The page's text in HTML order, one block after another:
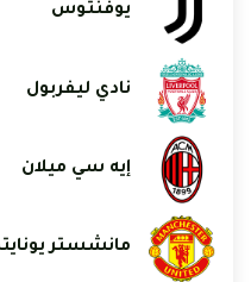
يوفنتوس
نادي ليفربول
إيه سي ميلان
مانشستر